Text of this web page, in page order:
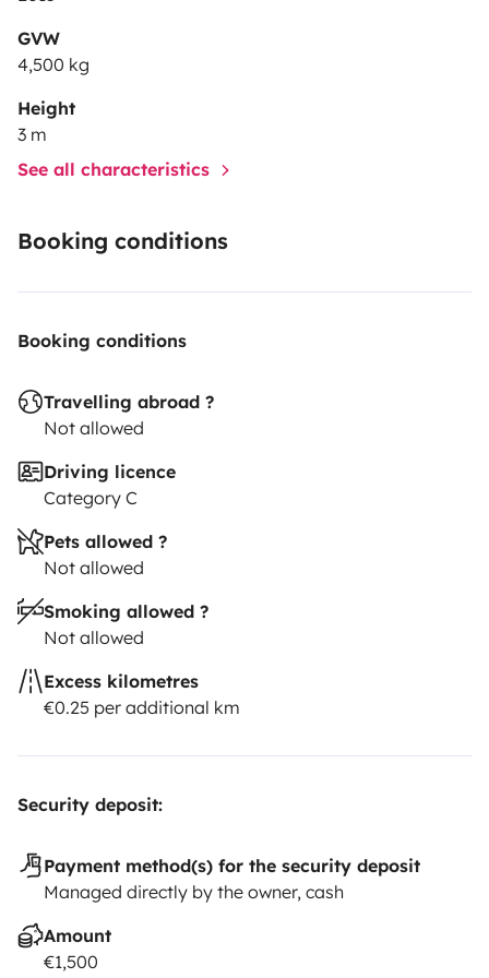
vier Stühlen ist kostenfrei mit dabei.
schief gehen...
GVW
4,500 kg
Height
3 m
See all characteristics
Booking conditions
Booking conditions
Travelling abroad ?
Not allowed
Driving licence
Category C
Pets allowed ?
Not allowed
Smoking allowed ?
Not allowed
Excess kilometres
€0.25 per additional km
Security deposit:
Payment method(s) for the security deposit
Managed directly by the owner, cash
Amount
€1,500